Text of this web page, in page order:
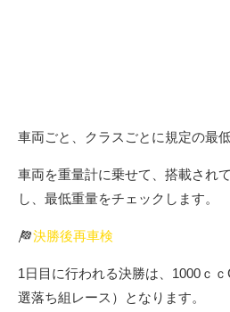
車両ごと、クラスごとに規定の最
車両を重量計に乗せて、搭載され
し、最低重量をチェックします。
決勝後再車検
1日目に行われる決勝は、1000ｃ
選落ち組レース）となります。